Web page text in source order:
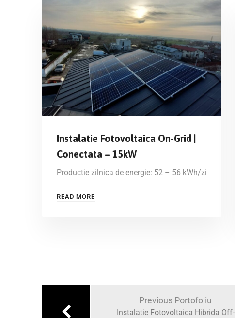
Instalatie Fotovoltaica On-Grid |
Conectata – 15kW
Productie zilnica de energie: 52 – 56 kWh/zi
READ MORE
Previous Portofoliu
Instalatie Fotovoltaica Hibrida Off-